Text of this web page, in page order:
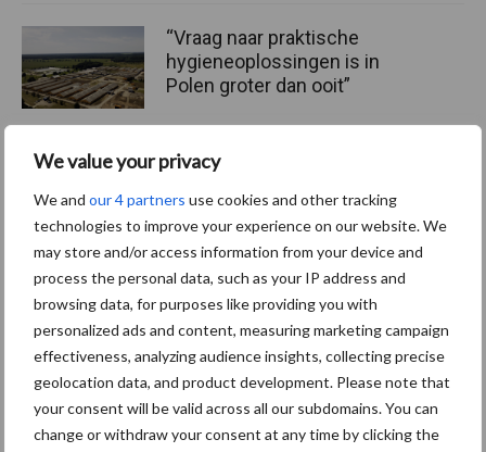
We value your privacy
We and our 4 partners use cookies and other tracking
technologies to improve your experience on our website. We
may store and/or access information from your device and
process the personal data, such as your IP address and
browsing data, for purposes like providing you with
personalized ads and content, measuring marketing campaign
effectiveness, analyzing audience insights, collecting precise
geolocation data, and product development. Please note that
your consent will be valid across all our subdomains. You can
change or withdraw your consent at any time by clicking the
“Vraag naar praktische
hygieneoplossingen is in
Polen groter dan ooit”
de grens van 14.000
kilogram melk
Themapagina's
Diergezondheid Bemesting Fokkerij